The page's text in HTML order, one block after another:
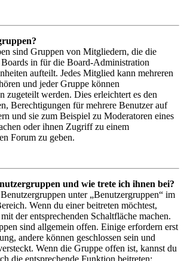
sind Gruppen von Mitgliedern, die die
in für die Board-Administration
aufteilt. Jedes Mitglied kann mehreren
und jeder Gruppe können
zugeteilt werden. Dies erleichtert es den
Berechtigungen für mehrere Benutzer auf
und sie zum Beispiel zu Moderatoren eines
oder ihnen Zugriff zu einem
Forum zu geben.
und wie trete ich ihnen bei?
unter „Benutzergruppen“ im
Wenn du einer beitreten möchtest,
der entsprechenden Schaltfläche machen.
sind allgemein offen. Einige erfordern erst
andere können geschlossen sein und
Wenn die Gruppe offen ist, kannst du
die entsprechende Funktion beitreten;